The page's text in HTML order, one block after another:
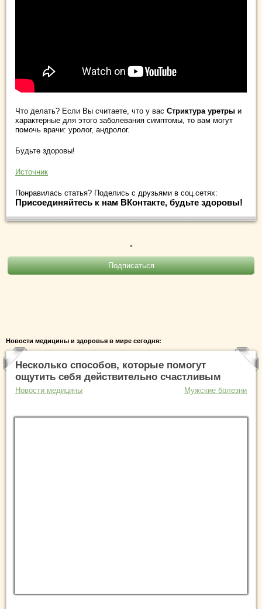
Что делать? Если Вы считаете, что у вас Стриктура уретры и
характерные для этого заболевания симптомы, то вам могут
помочь врачи: уролог, андролог.
Будьте здоровы!
Источник
Понравилась статья? Поделись с друзьями в соц.сетях:
Присоединяйтесь к нам ВКонтакте, будьте здоровы!
.
Новости медицины и здоровья в мире сегодня:
Несколько способов, которые помогут
ощутить себя действительно счастливым
Новости медицины Мужские болезни